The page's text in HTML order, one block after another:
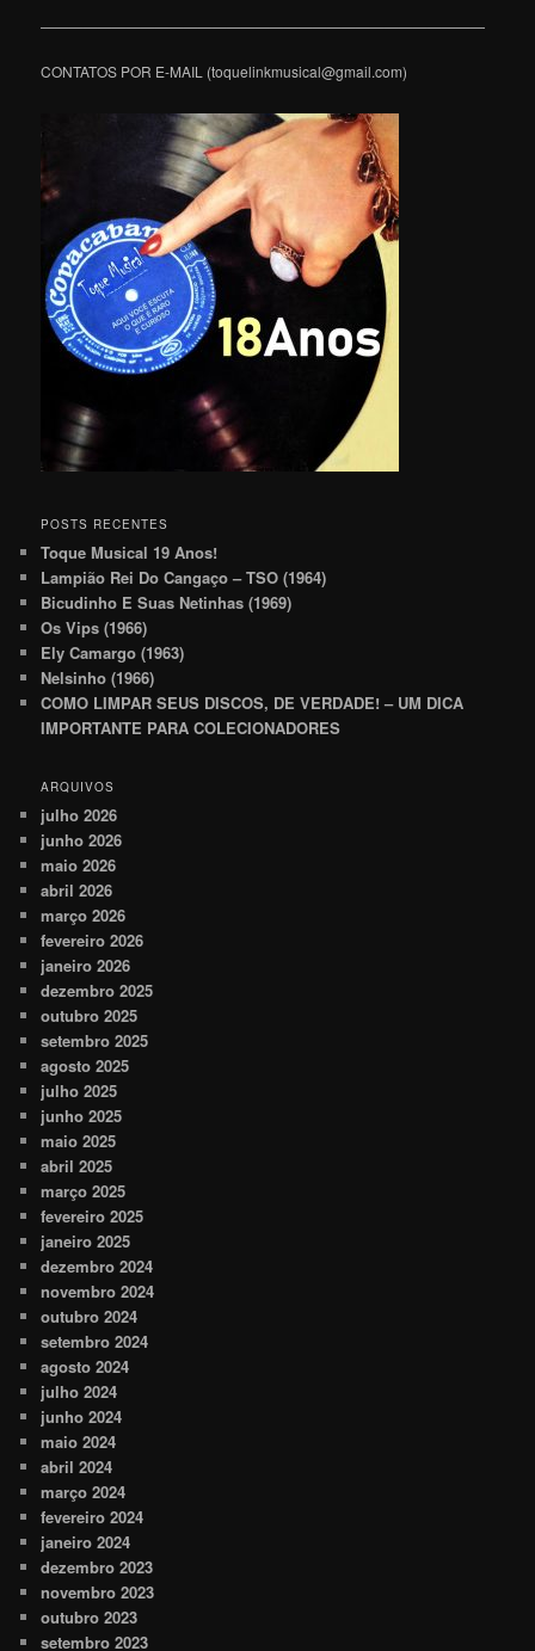
———————————————————————————————
CONTATOS POR E-MAIL (toquelinkmusical@gmail.com)
POSTS RECENTES
Toque Musical 19 Anos!
Lampião Rei Do Cangaço – TSO (1964)
Bicudinho E Suas Netinhas (1969)
Os Vips (1966)
Ely Camargo (1963)
Nelsinho (1966)
COMO LIMPAR SEUS DISCOS, DE VERDADE! – UM DICA
IMPORTANTE PARA COLECIONADORES
ARQUIVOS
julho 2026
junho 2026
maio 2026
abril 2026
março 2026
fevereiro 2026
janeiro 2026
dezembro 2025
outubro 2025
setembro 2025
agosto 2025
julho 2025
junho 2025
maio 2025
abril 2025
março 2025
fevereiro 2025
janeiro 2025
dezembro 2024
novembro 2024
outubro 2024
setembro 2024
agosto 2024
julho 2024
junho 2024
maio 2024
abril 2024
março 2024
fevereiro 2024
janeiro 2024
dezembro 2023
novembro 2023
outubro 2023
setembro 2023